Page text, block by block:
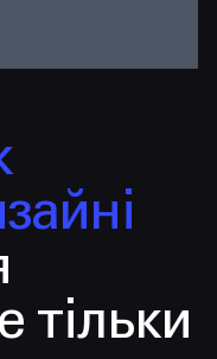
тільки